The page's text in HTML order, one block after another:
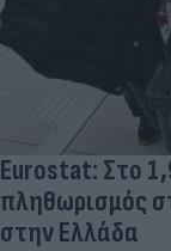
Eurostat: Στο
πληθωρισμός
στην Ελλάδα